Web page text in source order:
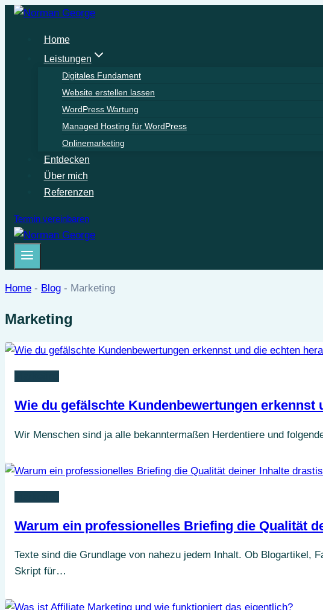
Zum
Home
Leistungen
Digitales Fundament
Website erstellen lassen
WordPress Wartung
Managed Hosting für WordPress
Onlinemarketing
Entdecken
Über mich
Referenzen
Termin vereinbaren
Home - Blog - Marketing
Marketing
Wie du gefälschte Kundenbewertungen
Wir Menschen sind ja alle bekanntermaßen Herdentiere und
Warum ein professionelles Briefing die Qualität
Texte sind die Grundlage von nahezu jedem Inhalt. Ob Blogartikel,
Skript für…